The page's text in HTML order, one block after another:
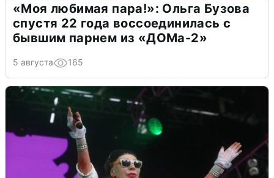
«Моя любимая пара!»: Ольга Бузова
спустя 22 года воссоединилась с
бывшим парнем из «ДОМа-2»
5 августа 165